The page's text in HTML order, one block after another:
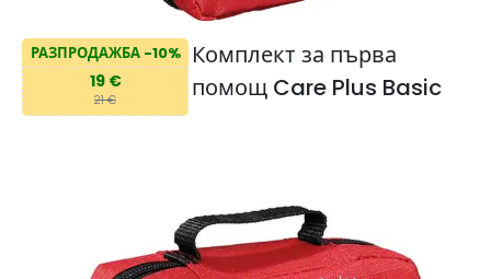
РАЗПРОДАЖБА -10%
19 €
21 €
Комплект за първа
помощ Care Plus Basic